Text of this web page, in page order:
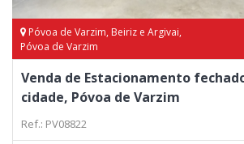
Póvoa de Varzim, Beiriz e Argivai,
Póvoa de Varzim
Venda de Estacionamento
cidade, Póvoa de Varzim
Ref.: PV08822